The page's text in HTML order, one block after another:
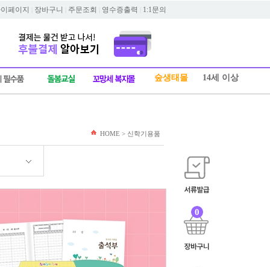
0
페이지 장바구니 주문조회 영수증출력 1:1문의
숲생태몰 14세 이상
HOME > 신학기용품